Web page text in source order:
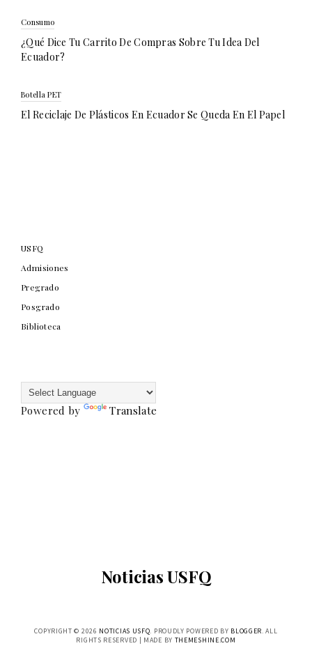
Consumo
¿Qué Dice Tu Carrito De Compras Sobre Tu Idea Del
Ecuador?
Botella PET
El Reciclaje De Plásticos En Ecuador Se Queda En El Papel
USFQ
Admisiones
Pregrado
Posgrado
Biblioteca
Powered by Translate
Noticias USFQ
COPYRIGHT © 2026 NOTICIAS USFQ. PROUDLY POWERED BY BLOGGER. ALL
RIGHTS RESERVED | MADE BY THEMESHINE.COM